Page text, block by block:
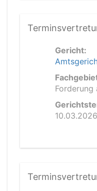
Gericht:
Forderung